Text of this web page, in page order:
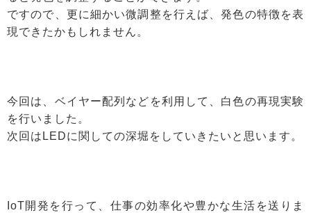
ですので、更に細かい微調整を行えば、発色の特徴を表
現できたかもしれません。
今回は、ベイヤー配列などを利用して、白色の再現実験
を行いました。
次回はLEDに関しての深堀をしていきたいと思います。
IoT開発を行って、仕事の効率化や豊かな生活を送りま